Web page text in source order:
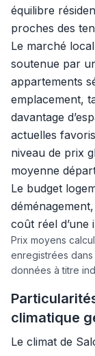
équilibre
proches des
Le marché
soutenue par
appartements
emplacement,
davantage
actuelles
niveau de prix
moyenne
Le budget
coût réel d’une
Prix moyens
enregistrées
données à titre
climatique
Le climat de